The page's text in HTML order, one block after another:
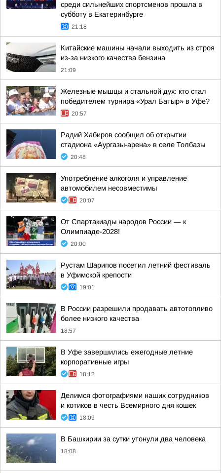
среди сильнейших спортсменов прошла в
субботу в Екатеринбурге
21:18
Китайские машины начали выходить из строя
из-за низкого качества бензина
21:09
Железные мышцы и стальной дух: кто стал
победителем турнира «Урал Батыр» в Уфе?
20:57
Радий Хабиров сообщил об открытии
стадиона «Аургазы-арена» в селе Толбазы
20:48
Употребление алкоголя и управление
автомобилем несовместимы
20:07
От Спартакиады народов России — к
Олимпиаде-2028!
20:00
Рустам Шарипов посетил летний фестиваль
в Уфимской крепости
19:01
В России разрешили продавать автотопливо
более низкого качества
18:57
В Уфе завершились ежегодные летние
корпоративные игры
18:12
Делимся фотографиями наших сотрудников
и котиков в честь Всемирного дня кошек
18:09
В Башкирии за сутки утонули два человека
18:08